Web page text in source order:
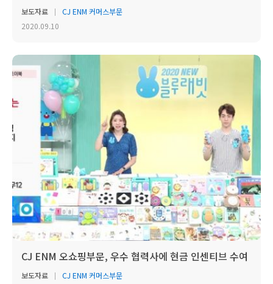
보도자료
CJ ENM 커머스부문
2020.09.10
CJ ENM 오쇼핑부문, 우수 협력사에 현금 인센티브 수여
보도자료
CJ ENM 커머스부문